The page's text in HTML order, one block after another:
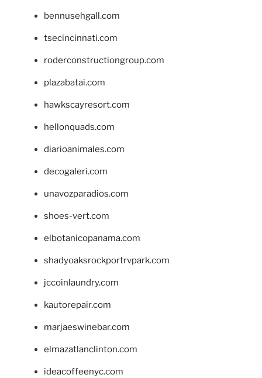
bennusehgall.com
tsecincinnati.com
roderconstructiongroup.com
plazabatai.com
hawkscayresort.com
hellonquads.com
diarioanimales.com
decogaleri.com
unavozparadios.com
shoes-vert.com
elbotanicopanama.com
shadyoaksrockportrvpark.com
jccoinlaundry.com
kautorepair.com
marjaeswinebar.com
elmazatlanclinton.com
ideacoffeenyc.com